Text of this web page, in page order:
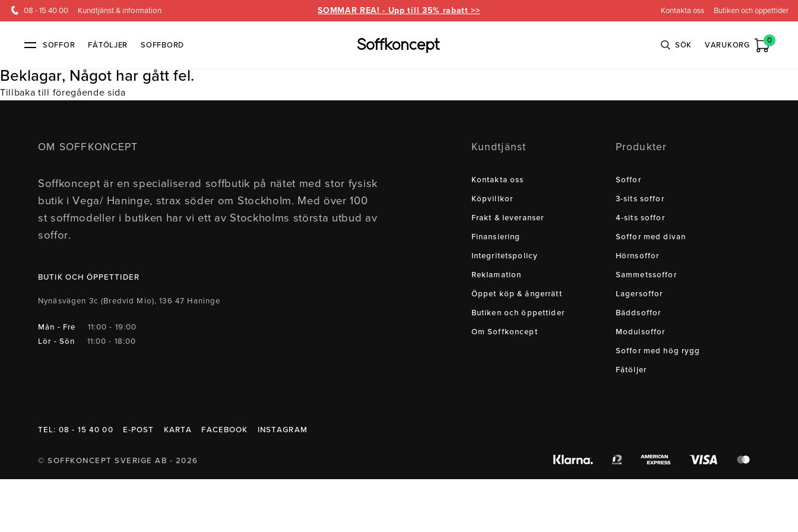
08 - 15 40 00 Kundtjänst & information SOMMAR REA! - Upp till 35% rabatt >> Kontakta oss Butiken och öppettider
SOFFOR FÅTÖLJER SOFFBORD SÖK VARUKORG 0
Soffor & fåtöljer
4-sits soffor
Bäddsoffor
Skinnmöbler
Sammetssoffor
Soffor med divan
Soffor med hög rygg
Varumärken
Burhéns
Conform
Kleppe
Neiser
Inredning
Kundtjänst
Finansiering
Öppetköp & ångerrätt
Information
Beklagar, Något har gått fel.
Tillbaka till föregående sida
OM SOFFKONCEPT
Soffkoncept är en specialiserad soffbutik på nätet med stor fysisk
butik i Vega/ Haninge, strax söder om Stockholm. Med över 100
st soffmodeller i butiken har vi ett av Stockholms största utbud av
soffor.
BUTIK OCH ÖPPETTIDER
Nynäsvägen 3c (Bredvid Mio), 136 47 Haninge
Mån - Fre
11:00 - 19:00
Lör - Sön
11:00 - 18:00
Kundtjänst
Kontakta oss
Köpvillkor
Frakt & leveranser
Finansiering
Integritetspolicy
Reklamation
Öppet köp & ångerrätt
Butiken och öppettider
Om Soffkoncept
Produkter
Soffor
3-sits soffor
4-sits soffor
Soffor med divan
Hörnsoffor
Sammetssoffor
Lagersoffor
Bäddsoffor
Modulsoffor
Soffor med hög rygg
Fåtöljer
TEL: 08 - 15 40 00 E-POST KARTA FACEBOOK INSTAGRAM
© SOFFKONCEPT SVERIGE AB - 2026